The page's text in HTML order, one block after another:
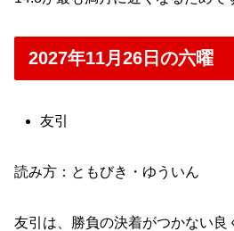
2027年11月26日の六曜
友引
読み方：ともびき・ゆういん
友引は、勝負の決着がつかない良